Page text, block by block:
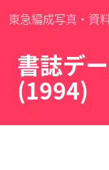
東急編成写真・資
書誌デ
(1994)